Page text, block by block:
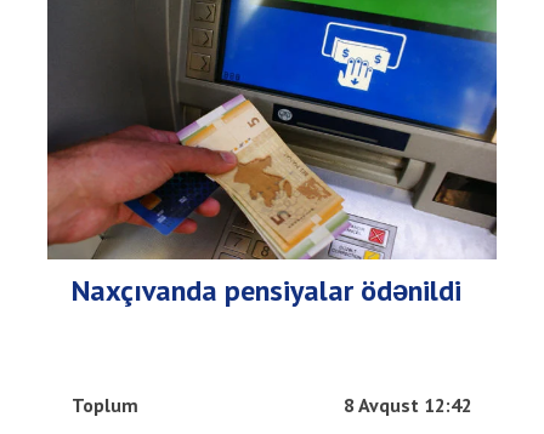
Naxçıvanda pensiyalar ödənildi
Toplum 8 Avqust 12:42